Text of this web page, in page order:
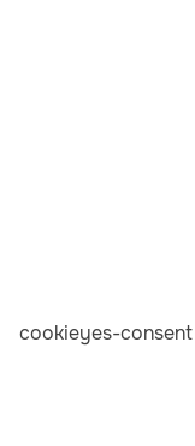
cookieyes-consent